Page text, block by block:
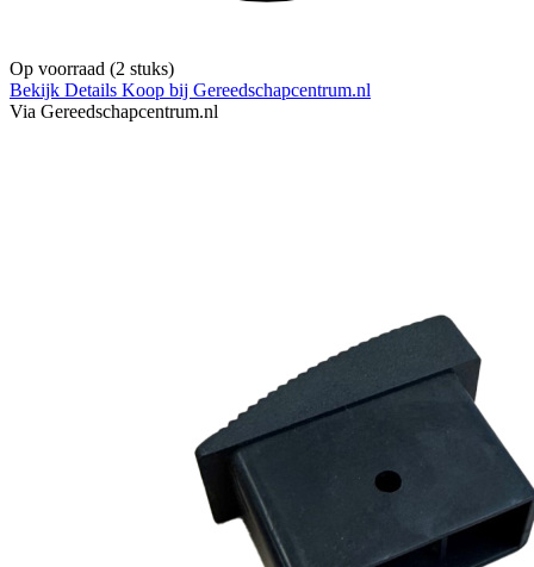
Op voorraad (2 stuks)
Bekijk Details Koop bij Gereedschapcentrum.nl
Via Gereedschapcentrum.nl